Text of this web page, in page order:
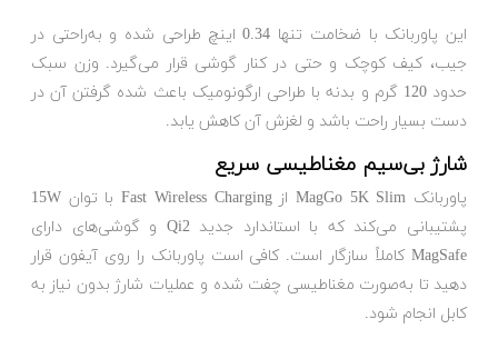
این پاوربانک با ضخامت تنها 0.34 اینچ طراحی شده و به‌راحتی در
جیب، کیف کوچک و حتی در کنار گوشی قرار می‌گیرد. وزن سبک
حدود 120 گرم و بدنه با طراحی ارگونومیک باعث شده گرفتن آن در
دست بسیار راحت باشد و لغزش آن کاهش یابد.
شارژ بی‌سیم مغناطیسی سریع
پاوربانک MagGo 5K Slim از Fast Wireless Charging با توان 15W
پشتیبانی می‌کند که با استاندارد جدید Qi2 و گوشی‌های دارای
MagSafe کاملاً سازگار است. کافی است پاوربانک را روی آیفون قرار
دهید تا به‌صورت مغناطیسی چفت شده و عملیات شارژ بدون نیاز به
کابل انجام شود.